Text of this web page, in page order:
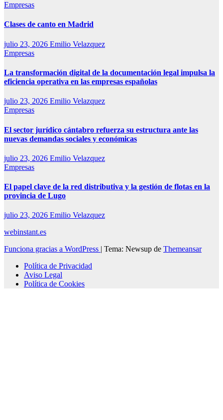
Empresas
Clases de canto en Madrid
julio 23, 2026 Emilio Velazquez
Empresas
La transformación digital de la documentación legal impulsa la
eficiencia operativa en las empresas españolas
julio 23, 2026 Emilio Velazquez
Empresas
El sector jurídico cántabro refuerza su estructura ante las
nuevas demandas sociales y económicas
julio 23, 2026 Emilio Velazquez
Empresas
El papel clave de la red distributiva y la gestión de flotas en la
provincia de Lugo
julio 23, 2026 Emilio Velazquez
webinstant.es
Funciona gracias a WordPress | Tema: Newsup de Themeansar
Política de Privacidad
Aviso Legal
Política de Cookies